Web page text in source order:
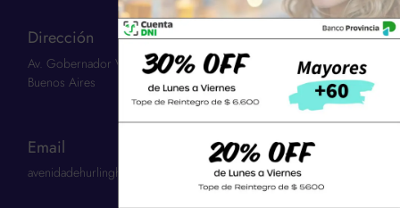
Dirección
Av. Gobernador Vergara 3263 | Hurlingham 1686 | Provincia:
Buenos Aires
Email
avenidadehurlinghamscs@gmail.com